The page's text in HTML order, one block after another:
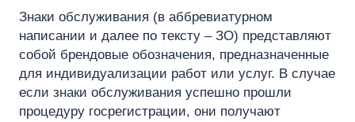
Знаки обслуживания (в аббревиатурном
написании и далее по тексту – ЗО) представляют
собой брендовые обозначения, предназначенные
для индивидуализации работ или услуг. В случае
если знаки обслуживания успешно прошли
процедуру госрегистрации, они получают